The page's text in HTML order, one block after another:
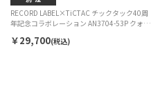
RECORD LABEL×TiCTAC チックタック40周
年記念コラボレーション AN3704-53P クォー
￥29,700(税込)